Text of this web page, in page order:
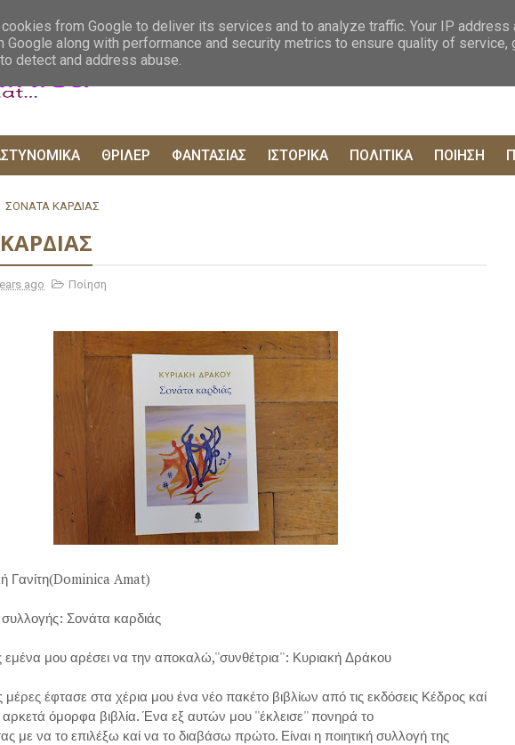
ΘΡΙΛΕΡ ΦΑΝΤΑΣΙΑΣ ΙΣΤΟΡΙΚΑ ΠΟΛΙΤΙΚΑ ΠΟΙΗΣΗ
ΣΟΝΑΤΑ ΚΑΡΔΙΑΣ
ago Ποίηση
Γανίτη(Dominica Amat)
συλλογής: Σονάτα καρδιάς
εμένα μου αρέσει να την αποκαλώ,''συνθέτρια'': Κυριακή Δράκου
μέρες έφτασε στα χέρια μου ένα νέο πακέτο βιβλίων από τις εκδόσεις Κέδρος καί
όμορφα βιβλία. Ένα εξ αυτών μου ''έκλεισε'' πονηρά το
με να το επιλέξω καί να το διαβάσω πρώτο. Είναι η ποιητική συλλογή της
from Google to deliver its services and to analyze traffic. Your IP address
Google along with performance and security metrics to ensure quality of service,
detect and address abuse.